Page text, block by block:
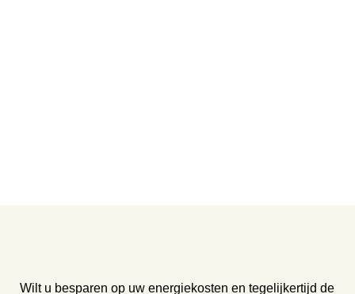
Wilt u besparen op uw energiekosten en tegelijkertijd de